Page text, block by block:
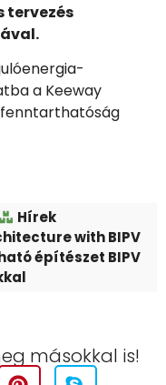
tervezés
a Keeway
Hírek
with BIPV
építészet BIPV
másokkal is!